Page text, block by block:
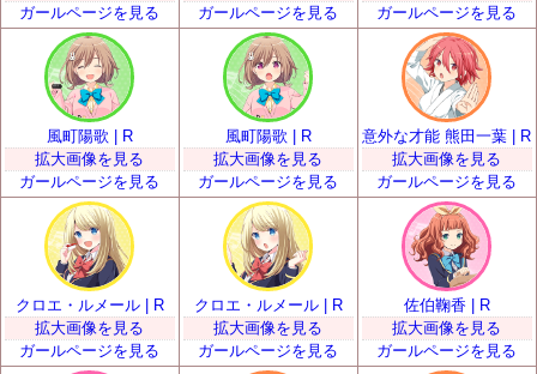
ガールページを見る
ガールページを見る
ガールページを見る
風町陽歌 | R
拡大画像を見る
ガールページを見る
風町陽歌 | R
拡大画像を見る
ガールページを見る
意外な才能 熊田一葉 | R
拡大画像を見る
ガールページを見る
クロエ・ルメール | R
拡大画像を見る
ガールページを見る
クロエ・ルメール | R
拡大画像を見る
ガールページを見る
佐伯鞠香 | R
拡大画像を見る
ガールページを見る